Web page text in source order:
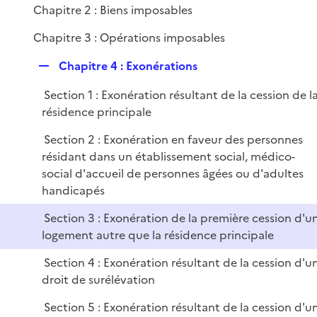
i
r
Chapitre 2 : Biens imposables
Chapitre 3 : Opérations imposables
p
l
Chapitre 4 : Exonérations
Section 1 : Exonération résultant de la cession de
résidence principale
Section 2 : Exonération en faveur des personnes
résidant dans un établissement social, médico-
social d'accueil de personnes âgées ou d'adultes
handicapés
Section 3 : Exonération de la première cession
logement autre que la résidence principale
Section 4 : Exonération résultant de la cession
droit de surélévation
Section 5 : Exonération résultant de la cession